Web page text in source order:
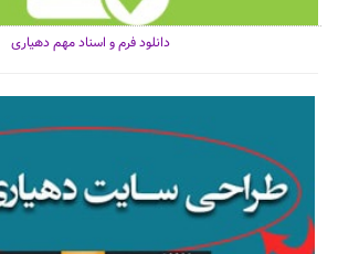
دانلود فرم و اسناد مهم دهیاری